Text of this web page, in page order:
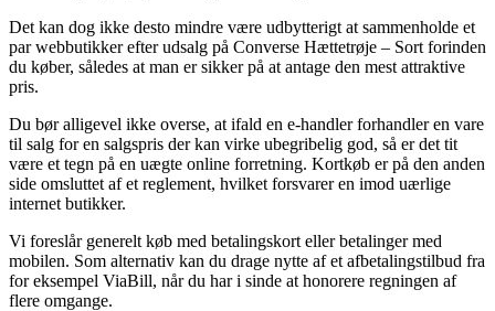
Det kan dog ikke desto mindre være udbytterigt at sammenholde et
par webbutikker efter udsalg på Converse Hættetrøje – Sort forinden
du køber, således at man er sikker på at antage den mest attraktive
pris.
Du bør alligevel ikke overse, at ifald en e-handler forhandler en vare
til salg for en salgspris der kan virke ubegribelig god, så er det tit
være et tegn på en uægte online forretning. Kortkøb er på den anden
side omsluttet af et reglement, hvilket forsvarer en imod uærlige
internet butikker.
Vi foreslår generelt køb med betalingskort eller betalinger med
mobilen. Som alternativ kan du drage nytte af et afbetalingstilbud fra
for eksempel ViaBill, når du har i sinde at honorere regningen af
flere omgange.